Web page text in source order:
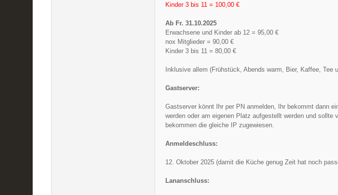
Kinder 3 bis 11 = 100,00 €
Ab Fr. 31.10.2025
Erwachsene und Kinder ab 12 = 95,00 €
nox Mitglieder = 90,00 €
Kinder 3 bis 11 = 80,00 €
Inklusive allem (Frühstück, Abends warm, Bier, Kaffee,
Gastserver:
Gastserver könnt Ihr per PN anmelden, Ihr bekommt dann
werden oder am eigenen Platz aufgestellt werden und
bekommen die gleiche IP zugewiesen.
Anmeldeschluss:
12. Oktober 2025 (damit die Küche genug Zeit hat noch
Lananschluss: